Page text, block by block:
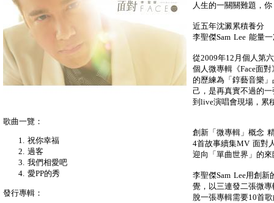
人生的一關關難題，
近五年沈澱累積養分
李聖傑Sam Lee 能量
從2009年12月個人第
個人微專輯《Face面
的歷練為「錞藝音樂
己，是再真實不過的
到live演唱會現場，累
創新「微專輯」概念
4首故事續集MV 面對
迎向「單曲世界」的來
李聖傑Sam Lee用創
覺，以三連發二張微
脫一張專輯需要10首
歌曲一覽：
祝你幸福
過客
我們相愛吧
愛PP的秀
發行專輯：